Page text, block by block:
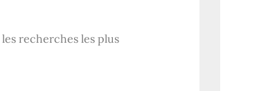
recherches les plus